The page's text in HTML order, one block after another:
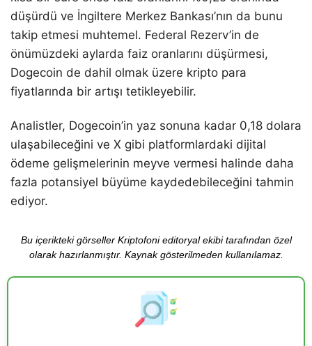
düşürdü ve İngiltere Merkez Bankası’nın da bunu
takip etmesi muhtemel. Federal Rezerv’in de
önümüzdeki aylarda faiz oranlarını düşürmesi,
Dogecoin de dahil olmak üzere kripto para
fiyatlarında bir artışı tetikleyebilir.
Analistler, Dogecoin’in yaz sonuna kadar 0,18 dolara
ulaşabileceğini ve X gibi platformlardaki dijital
ödeme gelişmelerinin meyve vermesi halinde daha
fazla potansiyel büyüme kaydedebileceğini tahmin
ediyor.
Bu içerikteki görseller Kriptofoni editoryal ekibi tarafından özel
olarak hazırlanmıştır. Kaynak gösterilmeden kullanılamaz.